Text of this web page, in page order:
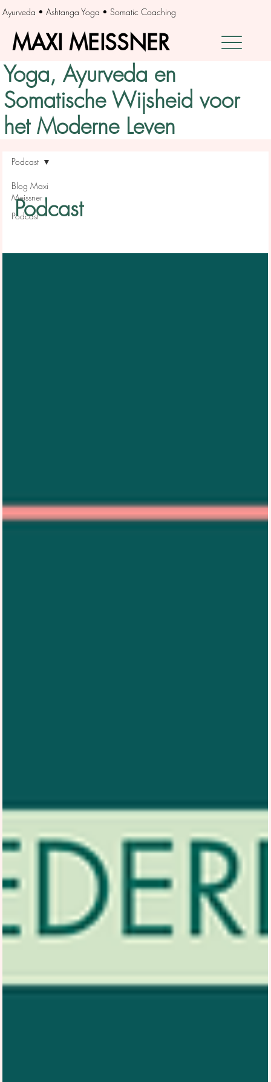
Ayurveda • Ashtanga Yoga • Somatic Coaching
MAXI MEISSNER
MAXI MEISSNER
Yoga, Ayurveda en
Somatische Wijsheid voor
het Moderne Leven
Blog Maxi
Meissner
Podcast
Podcast
Podcast